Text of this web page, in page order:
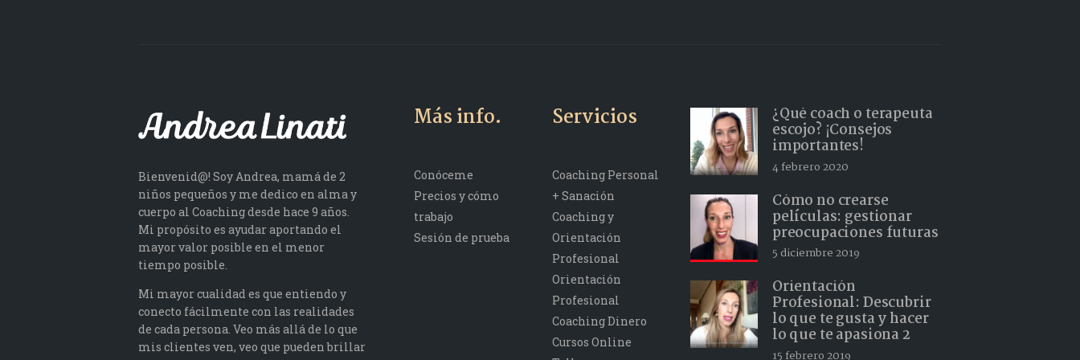
Bienvenid@! Soy Andrea, mamá de 2
niños pequeños y me dedico en alma y
cuerpo al Coaching desde hace 9 años.
Mi propósito es ayudar aportando el
mayor valor posible en el menor
tiempo posible.
Mi mayor cualidad es que entiendo y
conecto fácilmente con las realidades
de cada persona. Veo más allá de lo que
mis clientes ven, veo que pueden brillar
Más info.
Conóceme
Precios y cómo
trabajo
Sesión de prueba
Servicios
Coaching Personal
+ Sanación
Coaching y
Orientación
Profesional
Orientación
Profesional
Coaching Dinero
Cursos Online
¿Qué coach o terapeuta
escojo? ¡Consejos
importantes!
4 febrero 2020
Cómo no crearse
películas: gestionar
preocupaciones futuras
5 diciembre 2019
Orientación
Profesional: Descubrir
lo que te gusta y hacer
lo que te apasiona 2
15 febrero 2019